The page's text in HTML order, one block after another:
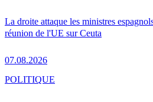
La droite attaque les ministres
réunion de l'UE sur Ceuta
07.08.2026
POLITIQUE